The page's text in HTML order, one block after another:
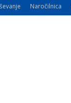
Naročilnica